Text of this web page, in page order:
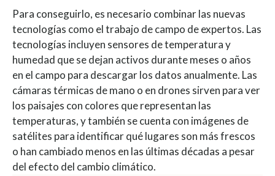
Para conseguirlo, es necesario combinar las nuevas
tecnologías como el trabajo de campo de expertos. Las
tecnologías incluyen sensores de temperatura y
humedad que se dejan activos durante meses o años
en el campo para descargar los datos anualmente. Las
cámaras térmicas de mano o en drones sirven para ver
los paisajes con colores que representan las
temperaturas, y también se cuenta con imágenes de
satélites para identificar qué lugares son más frescos
o han cambiado menos en las últimas décadas a pesar
del efecto del cambio climático.